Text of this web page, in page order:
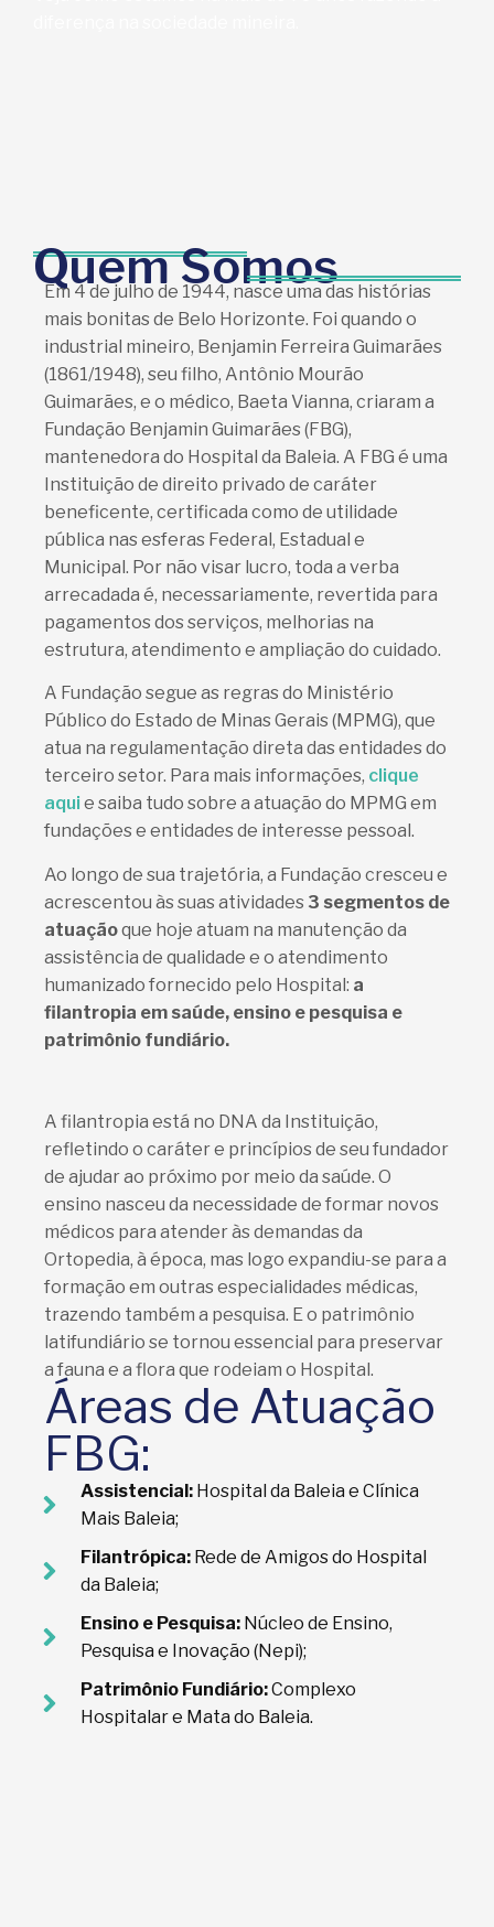
Quem Somos
Em 4 de julho de 1944, nasce uma das histórias
mais bonitas de Belo Horizonte. Foi quando o
industrial mineiro, Benjamin Ferreira Guimarães
(1861/1948), seu filho, Antônio Mourão
Guimarães, e o médico, Baeta Vianna, criaram a
Fundação Benjamin Guimarães (FBG),
mantenedora do Hospital da Baleia. A FBG é uma
Instituição de direito privado de caráter
beneficente, certificada como de utilidade
pública nas esferas Federal, Estadual e
Municipal. Por não visar lucro, toda a verba
arrecadada é, necessariamente, revertida para
pagamentos dos serviços, melhorias na
estrutura, atendimento e ampliação do cuidado.
A Fundação segue as regras do Ministério
Público do Estado de Minas Gerais (MPMG), que
atua na regulamentação direta das entidades do
terceiro setor. Para mais informações, clique
aqui e saiba tudo sobre a atuação do MPMG em
fundações e entidades de interesse pessoal.
Ao longo de sua trajetória, a Fundação cresceu e
acrescentou às suas atividades 3 segmentos de
atuaçãoque hoje atuam na manutenção da
assistência de qualidade e o atendimento
humanizado fornecido pelo Hospital: a
filantropia em saúde, ensino e pesquisa e
patrimônio fundiário.
A filantropia está no DNA da Instituição,
refletindo o caráter e princípios de seu fundador
de ajudar ao próximo por meio da saúde. O
ensino nasceu da necessidade de formar novos
médicos para atender às demandas da
Ortopedia, à época, mas logo expandiu-se para a
formação em outras especialidades médicas,
trazendo também a pesquisa. E o patrimônio
latifundiário se tornou essencial para preservar
a fauna e a flora que rodeiam o Hospital.
Áreas de Atuação
FBG:
Assistencial:Hospital da Baleia e Clínica
Mais Baleia;
Filantrópica:Rede de Amigos do Hospital
da Baleia;
Ensino e Pesquisa:Núcleo de Ensino,
Pesquisa e Inovação (Nepi);
Patrimônio Fundiário:Complexo
Hospitalar e Mata do Baleia.